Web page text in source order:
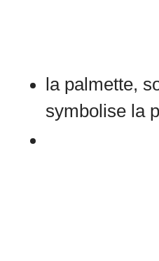
la palmette,
symbolise la